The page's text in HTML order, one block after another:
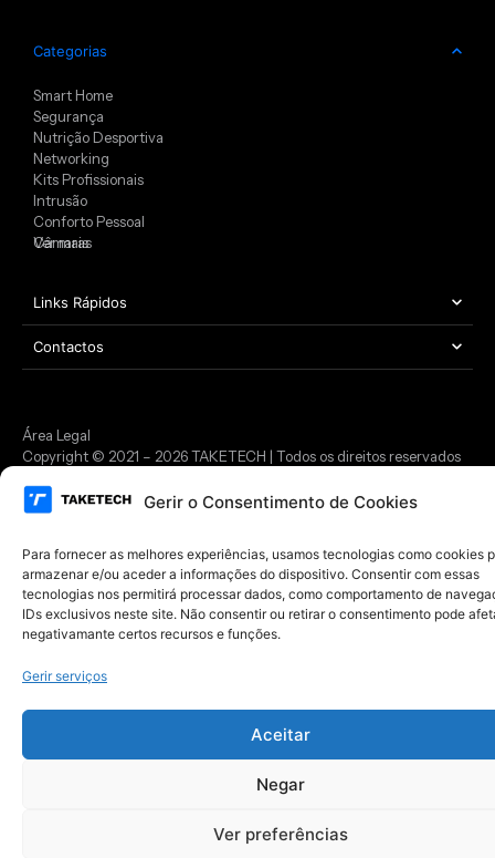
Gerir o Consentimento de Cookies
Para fornecer as melhores experiências, usamos tecnologias como cookies
armazenar e/ou aceder a informações do dispositivo. Consentir com essas
tecnologias nos permitirá processar dados, como comportamento de
IDs exclusivos neste site. Não consentir ou retirar o consentimento pode
negativamante certos recursos e funções.
Gerir serviços
Aceitar
Negar
Ver preferências
Categorias
Smart Home
Segurança
Nutrição Desportiva
Networking
Kits Profissionais
Intrusão
Conforto Pessoal
Câmaras
Ver mais
Links Rápidos
Contactos
Copyright © 2021 – 2026 TAKETECH | Todos os direitos reservados
Área Legal